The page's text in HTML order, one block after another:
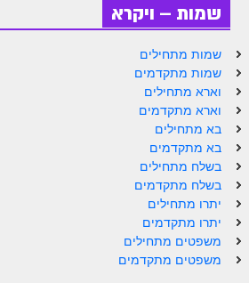
הזוהר הקדוש ויגש מתקדמים
הזוהר הקדוש ויחי מתחילים
הזוהר הקדוש ויחי מתקדמים
ספר הזוהר – שמות
הזוהר הקדוש שמות מתחילים
הזוהר הקדוש שמות מתקדמים
הזוהר הקדוש וארא מתחילים
הזוהר הקדוש וארא מתקדמים
שמות – ויקרא
שמות מתחילים
שמות מתקדמים
וארא מתחילים
וארא מתקדמים
בא מתחילים
בא מתקדמים
בשלח מתחילים
בשלח מתקדמים
יתרו מתחילים
יתרו מתקדמים
משפטים מתחילים
משפטים מתקדמים